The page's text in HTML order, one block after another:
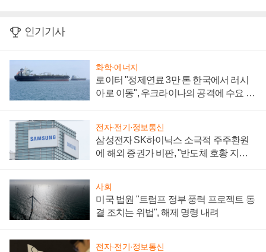
인기기사
화학·에너지
로이터 "정제연료 3만 톤 한국에서 러시
아로 이동", 우크라이나의 공격에 수요 늘
전자·전기·정보통신
삼성전자 SK하이닉스 소극적 주주환원
에 해외 증권가 비판, "반도체 호황 지속
사회
미국 법원 "트럼프 정부 풍력 프로젝트 동
결 조치는 위법", 해제 명령 내려
전자·전기·정보통신